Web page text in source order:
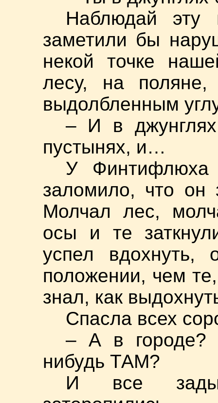
Наблюдай эту
заметили бы
некой точке
лесу, на поляне,
выдолбленным
– И в
пустынях, и…
У Финтифлюха
заломило, что он
Молчал лес,
осы и те
успел вдохнуть,
положении, чем
знал, как
Спасла всех
– А в городе?
нибудь ТАМ?
И все